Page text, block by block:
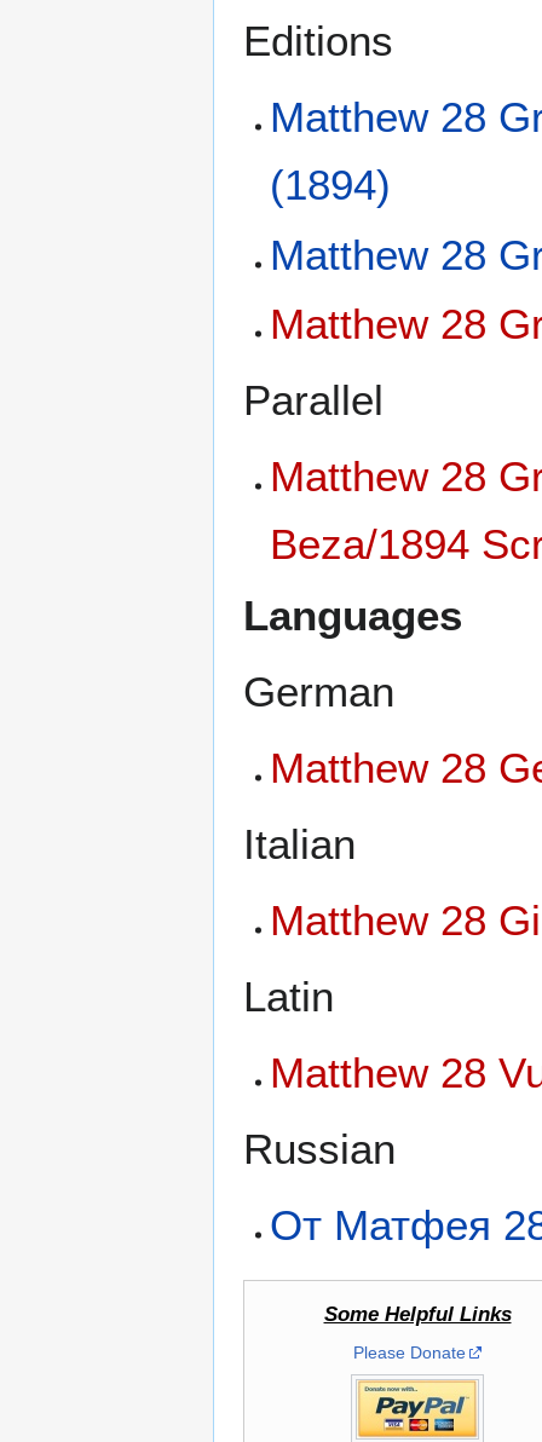
Editions
Matthew 28
(1894)
Matthew 28
Matthew 28
Parallel
Matthew 28
Beza/1894
Languages
German
Matthew 28
Italian
Matthew 28
Latin
Matthew 28
Russian
От Матфея
Some Helpful Links
Please Donate